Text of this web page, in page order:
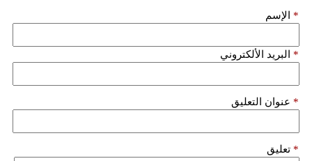
الإسم *
البريد الألكتروني *
عنوان التعليق *
تعليق *